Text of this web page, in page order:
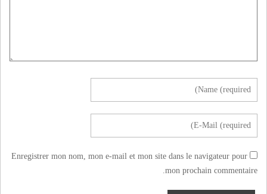
Enregistrer mon nom, mon e-mail et mon site dans le navigateur pour
mon prochain commentaire.